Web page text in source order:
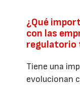
¿Qué
con las
regulatorio
Tiene una
evolucionan